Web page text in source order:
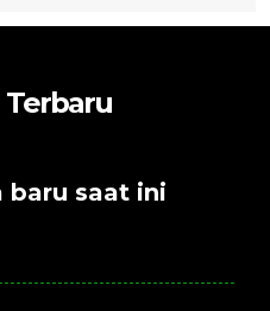
baru saat ini